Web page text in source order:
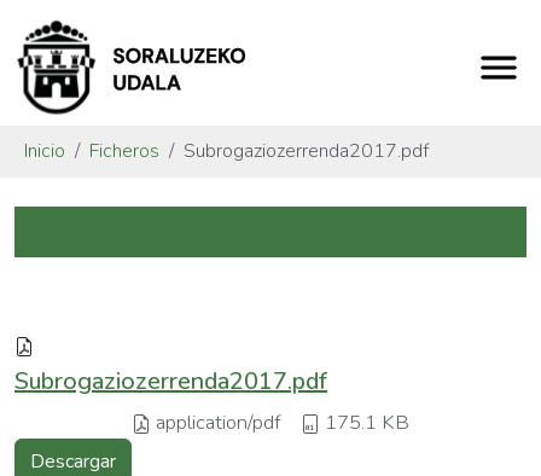
Inicio Ficheros Subrogaziozerrenda2017.pdf
Subrogaziozerrenda2017.pdf
application/pdf 175.1 KB
Descargar